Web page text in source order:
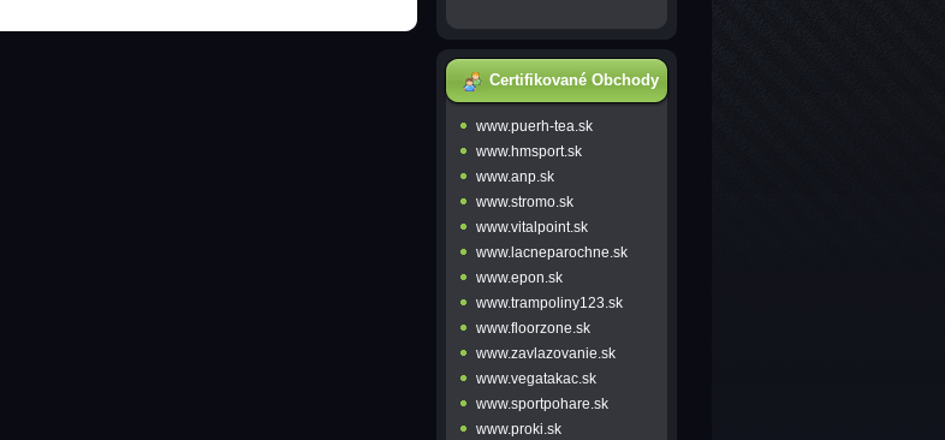
Certifikované Obchody
www.puerh-tea.sk
www.hmsport.sk
www.anp.sk
www.stromo.sk
www.vitalpoint.sk
www.lacneparochne.sk
www.epon.sk
www.trampoliny123.sk
www.floorzone.sk
www.zavlazovanie.sk
www.vegatakac.sk
www.sportpohare.sk
www.proki.sk